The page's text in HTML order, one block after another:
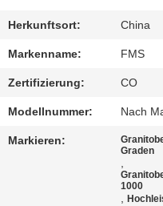
SIE
MIT
UNS
IN
VERBINDUNG
Herkunftsort: China
Markenname: FMS
Zertifizierung: CO
Modellnummer: Nach
Markieren:
Graden
,
1000
,